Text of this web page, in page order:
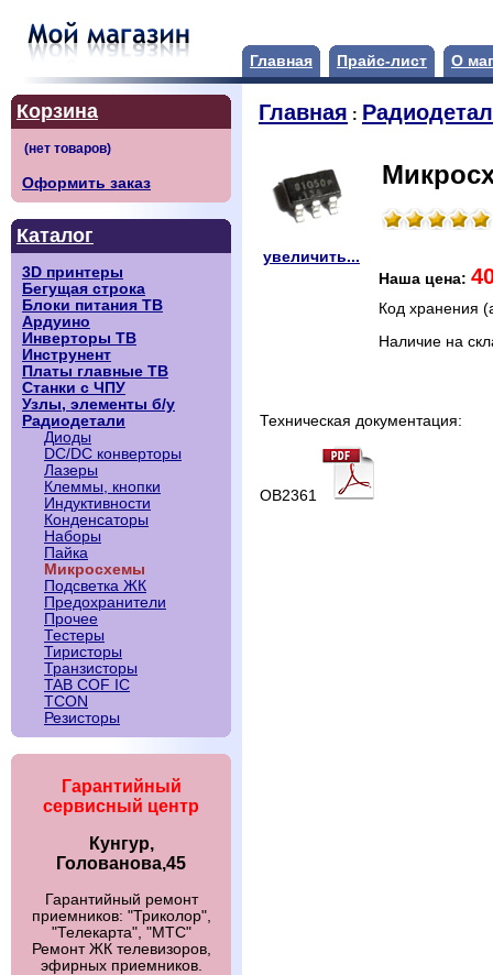
Главная Прайс-лист О
Корзина
Оформить заказ
Каталог
3D принтеры
Бегущая строка
Блоки питания ТВ
Ардуино
Инверторы ТВ
Инструнент
Платы главные ТВ
Станки с ЧПУ
Узлы, элементы б/у
Радиодетали
Диоды
DC/DC конверторы
Лазеры
Клеммы, кнопки
Индуктивности
Конденсаторы
Наборы
Пайка
Микросхемы
Подсветка ЖК
Предохранители
Прочее
Тестеры
Тиристоры
Транзисторы
TAB COF IC
TCON
Резисторы
Гарантийный
сервисный центр
Кунгур,
Голованова,45
Гарантийный ремонт
приемников: "Триколор",
"Телекарта", "МТС"
Ремонт ЖК телевизоров,
эфирных приемников.
Главная :
увеличить...
Наша цена:
Код хранения
Наличие на
Техническая документация:
OB2361